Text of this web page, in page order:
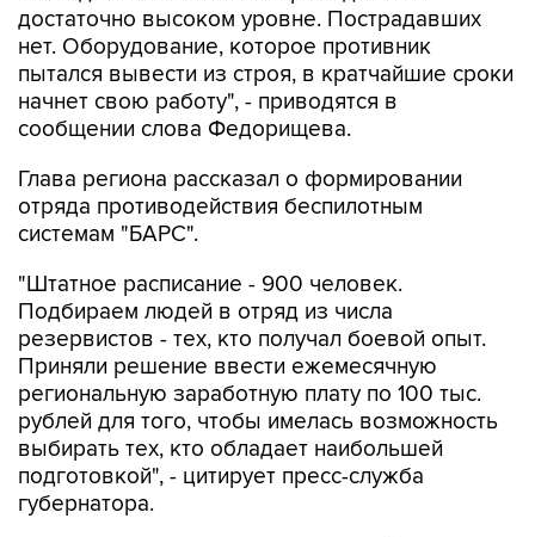
пытался вывести из строя, в кратчайшие сроки
начнет свою работу", - приводятся в
сообщении слова Федорищева.
Глава региона рассказал о формировании
системам "БАРС".
"Штатное расписание - 900 человек.
резервистов - тех, кто получал боевой опыт.
Приняли решение ввести ежемесячную
региональную заработную плату по 100 тыс.
рублей для того, чтобы имелась возможность
выбирать тех, кто обладает наибольшей
подготовкой", - цитирует пресс-служба
губернатора.
Евкуров подчеркнул, что созданный отряд